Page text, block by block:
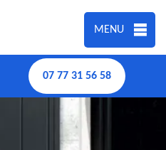
MENU
07 77 31 56 58